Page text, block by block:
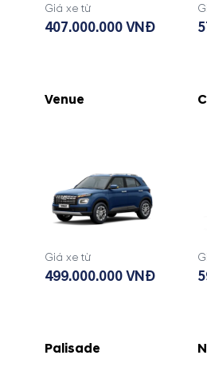
Giá xe từ
407.000.000 VNĐ
Venue
Giá xe từ
499.000.000 VNĐ
Palisade